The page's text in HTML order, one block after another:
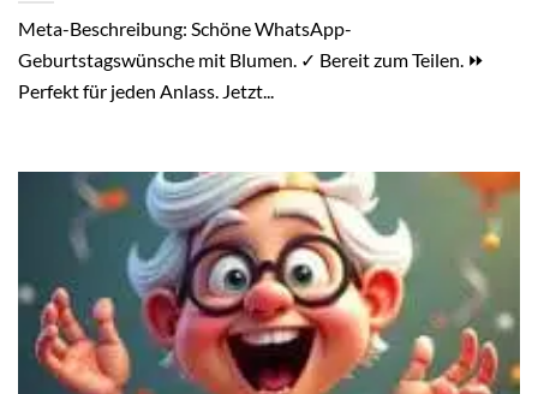
Meta-Beschreibung: Schöne WhatsApp-
Geburtstagswünsche mit Blumen. ✓ Bereit zum Teilen. ⏩
Perfekt für jeden Anlass. Jetzt...